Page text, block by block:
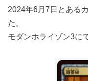
2024年6月7日とある
た。
モダンホライゾン3に